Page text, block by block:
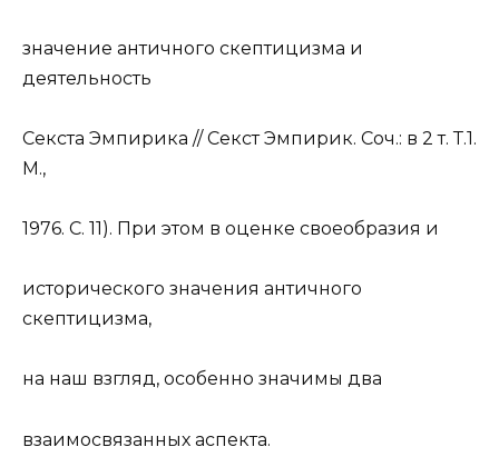
значение античного скептицизма и
деятельность
Секста Эмпирика // Секст Эмпирик. Соч.: в 2 т. Т.1.
М.,
1976. С. 11). При этом в оценке своеобразия и
исторического значения античного
скептицизма,
на наш взгляд, особенно значимы два
взаимосвязанных аспекта.